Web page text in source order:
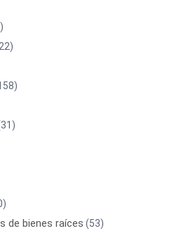
de bienes raíces (53)